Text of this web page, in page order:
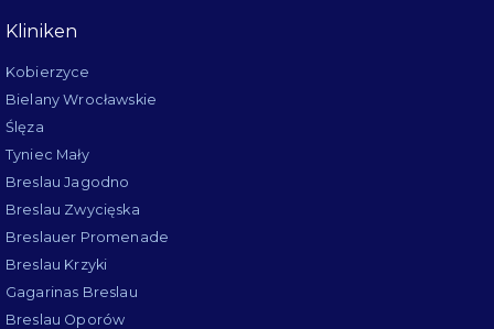
Kliniken
Kobierzyce
Bielany Wrocławskie
Ślęza
Tyniec Mały
Breslau Jagodno
Breslau Zwycięska
Breslauer Promenade
Breslau Krzyki
Gagarinas Breslau
Breslau Oporów